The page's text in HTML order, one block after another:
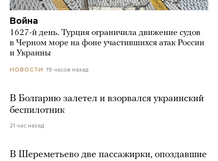
Война
1627-й день. Турция ограничила движение судов
в Черном море на фоне участившихся атак России
и Украины
НОВОСТИ 19 часов назад
В Болгарию залетел и взорвался украинский
беспилотник
21 час назад
В Шереметьево две пассажирки, опоздавшие